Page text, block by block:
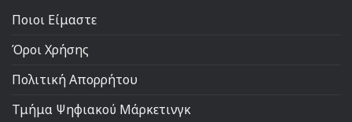
Ποιοι Είμαστε
Όροι Χρήσης
Πολιτική Απορρήτου
Τμήμα Ψηφιακού Μάρκετινγκ